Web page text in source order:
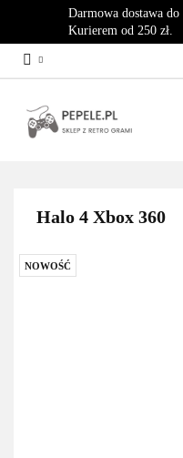
Darmowa dostawa do
Kurierem od 250 zł.
Halo 4 Xbox 360
NOWOŚĆ